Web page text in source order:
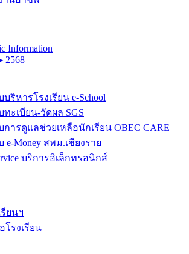
Information
2568
ริหารโรงเรียน e-School
ะเบียน-วัดผล SGS
ารดูแลช่วยเหลือนักเรียน OBEC CARE
e-Money สพม.เชียงราย
บริการอิเล็กทรอนิกส์
ยนฯ
โรงเรียน